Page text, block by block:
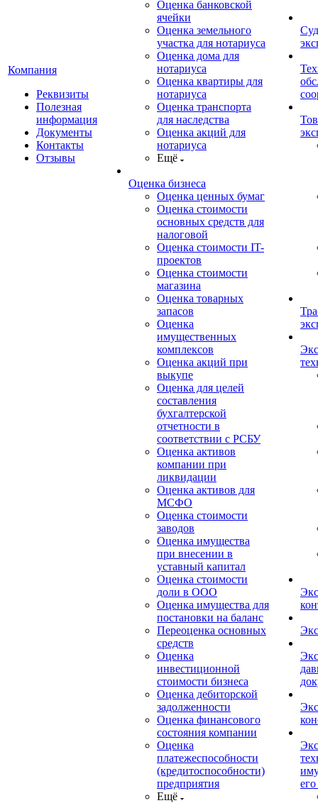
Компания
Реквизиты
Полезная
информация
Документы
Контакты
Отзывы
Оценка банковской
ячейки
Оценка земельного
участка для нотариуса
Оценка дома для
нотариуса
Оценка квартиры для
нотариуса
Оценка транспорта
для наследства
Оценка акций для
нотариуса
Ещё
Оценка бизнеса
Оценка ценных бумаг
Оценка стоимости
основных средств для
налоговой
Оценка стоимости IT-
проектов
Оценка стоимости
магазина
Оценка товарных
запасов
Оценка
имущественных
комплексов
Оценка акций при
выкупе
Оценка для целей
составления
бухгалтерской
отчетности в
соответствии с РСБУ
Оценка активов
компании при
ликвидации
Оценка активов для
МСФО
Оценка стоимости
заводов
Оценка имущества
при внесении в
уставный капитал
Оценка стоимости
доли в ООО
Оценка имущества для
постановки на баланс
Переоценка основных
средств
Оценка
инвестиционной
стоимости бизнеса
Оценка дебиторской
задолженности
Оценка финансового
состояния компании
Оценка
платежеспособности
(кредитоспособности)
предприятия
Ещё